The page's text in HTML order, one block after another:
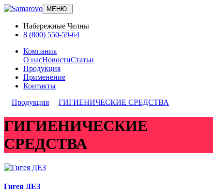
МЕНЮ
Набережные Челны
8 (800) 550-59-64
Компания
О насНовостиСтатьи
Продукция
Применение
Контакты
Продукция
ГИГИЕНИЧЕСКИЕ СРЕДСТВА
ГИГИЕНИЧЕСКИЕ
СРЕДСТВА
Гигея ДЕЗ